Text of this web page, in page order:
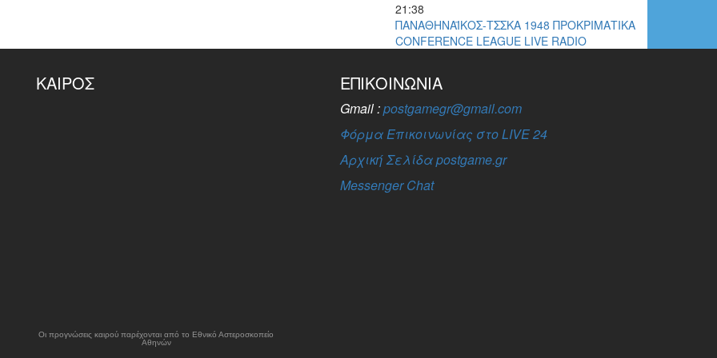
21:38
ΠΑΝΑΘΗΝΑΪΚΟΣ-ΤΣΣΚΑ 1948 ΠΡΟΚΡΙΜΑΤΙΚΑ
CONFERENCE LEAGUE LIVE RADIO
ΚΑΙΡΌΣ
Οι προγνώσεις καιρού παρέχονται από το Εθνικό Αστεροσκοπείο
Αθηνών
ΕΠΙΚΟΙΝΩΝΊΑ
Gmail :postgamegr@gmail.com
Φόρμα Επικοινωνίας στο LIVE 24
Αρχική Σελίδα postgame.gr
Messenger Chat